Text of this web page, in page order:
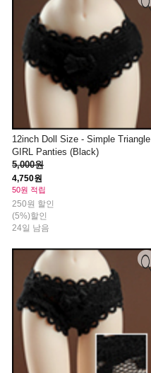
12inch Doll Size - Simple Triangle
GIRL Panties (Black)
5,000원
4,750원
50원 적립
250원 할인
(5%)할인
24일 남음